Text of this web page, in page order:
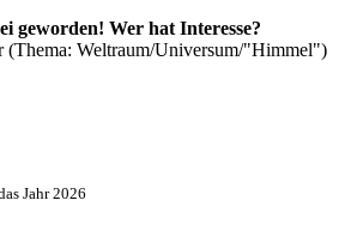
geworden! Wer hat Interesse?
(Thema: Weltraum/Universum/"Himmel")
Jahr 2026